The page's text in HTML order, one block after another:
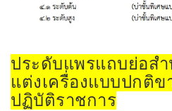
ประดับแพรแถบย่อส
แต่งเครื่องแบบปกติข
ปฏิบัติราชการ